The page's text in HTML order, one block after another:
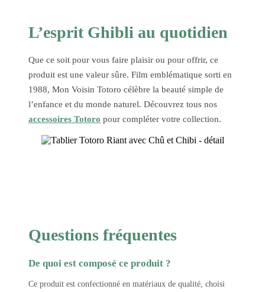
L’esprit Ghibli au quotidien
Que ce soit pour vous faire plaisir ou pour offrir, ce
produit est une valeur sûre. Film emblématique sorti en
1988, Mon Voisin Totoro célèbre la beauté simple de
l’enfance et du monde naturel. Découvrez tous nos
accessoires Totoro pour compléter votre collection.
Questions fréquentes
De quoi est composé ce produit ?
Ce produit est confectionné en matériaux de qualité, choisi